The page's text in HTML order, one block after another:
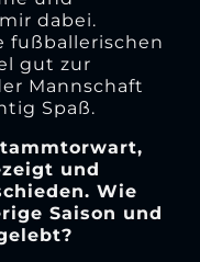
dabei.
fußballerischen
gut zur
Mannschaft
Spaß.
und
Wie
Saison und